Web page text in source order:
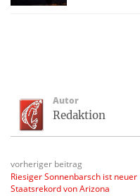
Autor
Redaktion
vorheriger beitrag
Riesiger Sonnenbarsch ist neuer
Staatsrekord von Arizona